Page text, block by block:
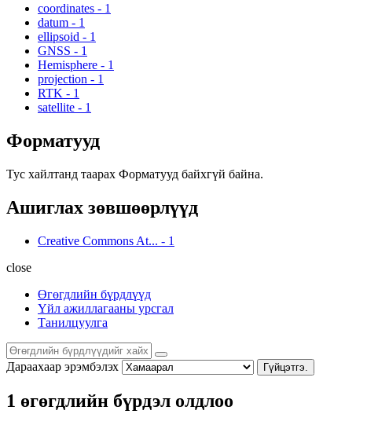
coordinates - 1
datum - 1
ellipsoid - 1
GNSS - 1
Hemisphere - 1
projection - 1
RTK - 1
satellite - 1
Форматууд
Тус хайлтанд таарах Форматууд байхгүй байна.
Ашиглах зөвшөөрлүүд
Creative Commons At... - 1
close
Өгөгдлийн бүрдлүүд
Үйл ажиллагааны урсгал
Танилцуулга
Дараахаар эрэмбэлэх Гүйцэтгэ.
1 өгөгдлийн бүрдэл олдлоо